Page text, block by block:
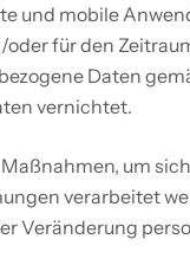
und mobile
für den
Daten
vernichtet.
um
verarbeitet
Veränderung